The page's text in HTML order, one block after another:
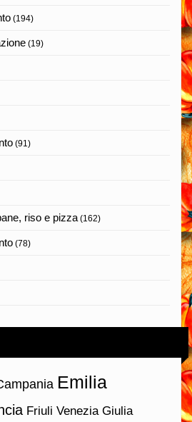
(194)
(19)
(91)
riso e pizza(162)
(78)
Emilia
Friuli Venezia Giulia